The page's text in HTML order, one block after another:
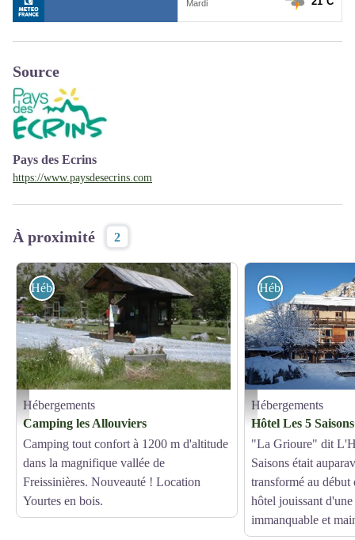
Source
Pays des Ecrins
https://www.paysdesecrins.com
À proximité 2
Visuel Eté
Hébergements
Hébergements
Camping les Allouviers
Camping tout confort à 1200 m d'altitude
dans la magnifique vallée de
Freissinières. Nouveauté ! Location
Yourtes en bois.
hiver 2019/2020 - Les 5
Hébergements
Hébergements
Hôtel Les 5 Saisons
"La Grioure" dit
Saisons était
transformé au début
hôtel jouissant
immanquable et